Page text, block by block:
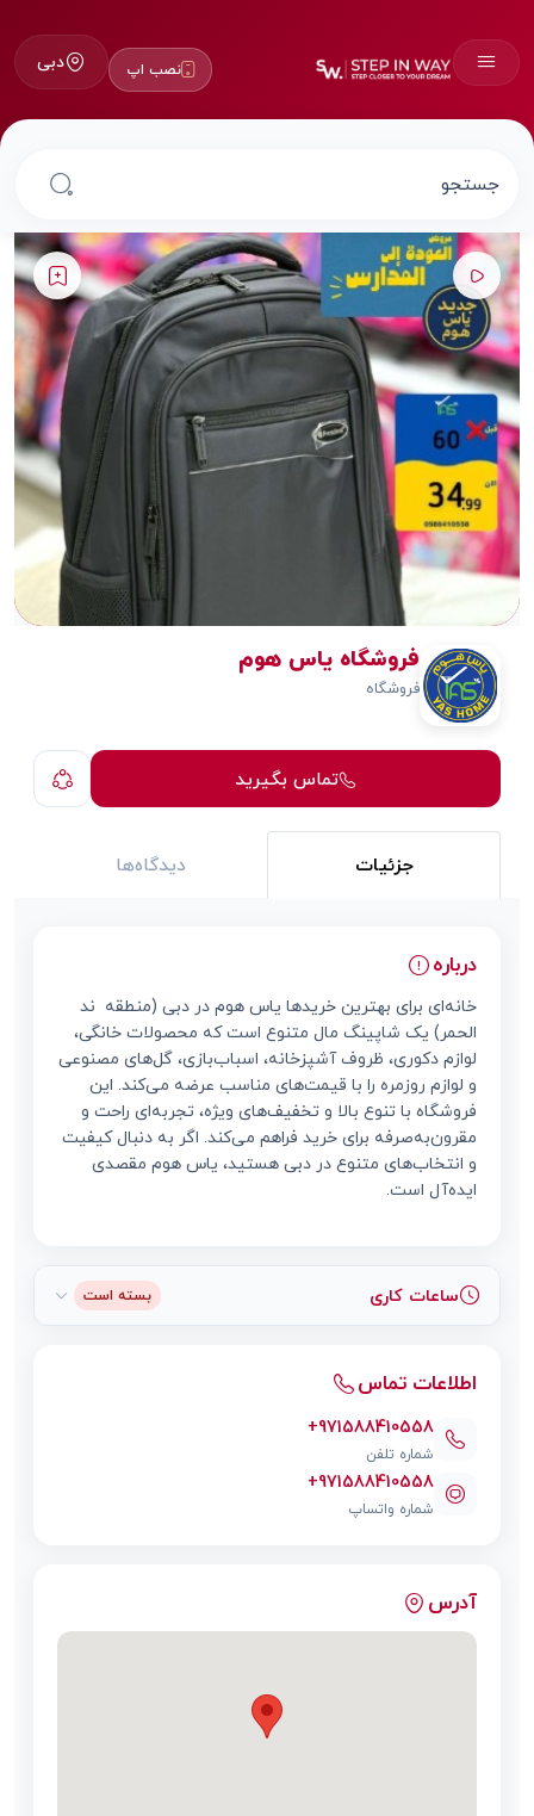
نصب اپ دبی
فروشگاه یاس هوم
فروشگاه
تماس بگیرید
جزئیات دیدگاه‌ها
درباره
خانه‌ای برای بهترین خریدها یاس هوم در دبی (منطقه ند
الحمر) یک شاپینگ مال متنوع است که محصولات خانگی،
لوازم دکوری، ظروف آشپزخانه، اسباب‌بازی، گل‌های مصنوعی
و لوازم روزمره را با قیمت‌های مناسب عرضه می‌کند. این
فروشگاه با تنوع بالا و تخفیف‌های ویژه، تجربه‌ای راحت و
مقرون‌به‌صرفه برای خرید فراهم می‌کند. اگر به دنبال کیفیت
و انتخاب‌های متنوع در دبی هستید، یاس هوم مقصدی
ایده‌آل است.
ساعات کاری بسته است
اطلاعات تماس
+971588410558
شماره تلفن
+971588410558
شماره واتساپ
آدرس